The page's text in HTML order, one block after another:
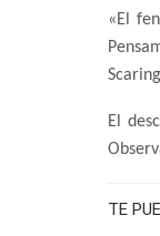
«El
El
TE